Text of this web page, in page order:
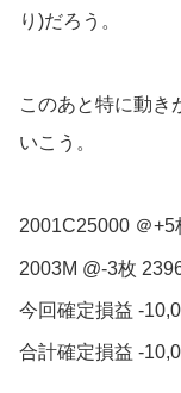
り)だろう。
このあと特に動き
いこう。
2001C25000 ＠
2003M @-3枚
今回確定損益 -
合計確定損益 -